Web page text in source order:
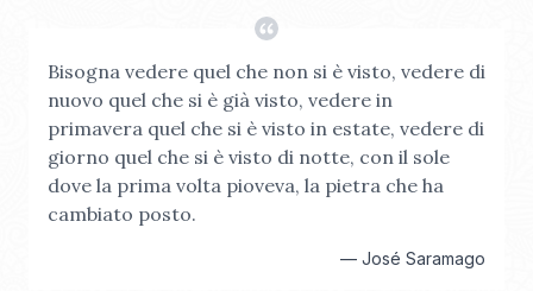
Bisogna vedere quel che non si è visto, vedere di
nuovo quel che si è già visto, vedere in
primavera quel che si è visto in estate, vedere di
giorno quel che si è visto di notte, con il sole
dove la prima volta pioveva, la pietra che ha
cambiato posto.
— José Saramago